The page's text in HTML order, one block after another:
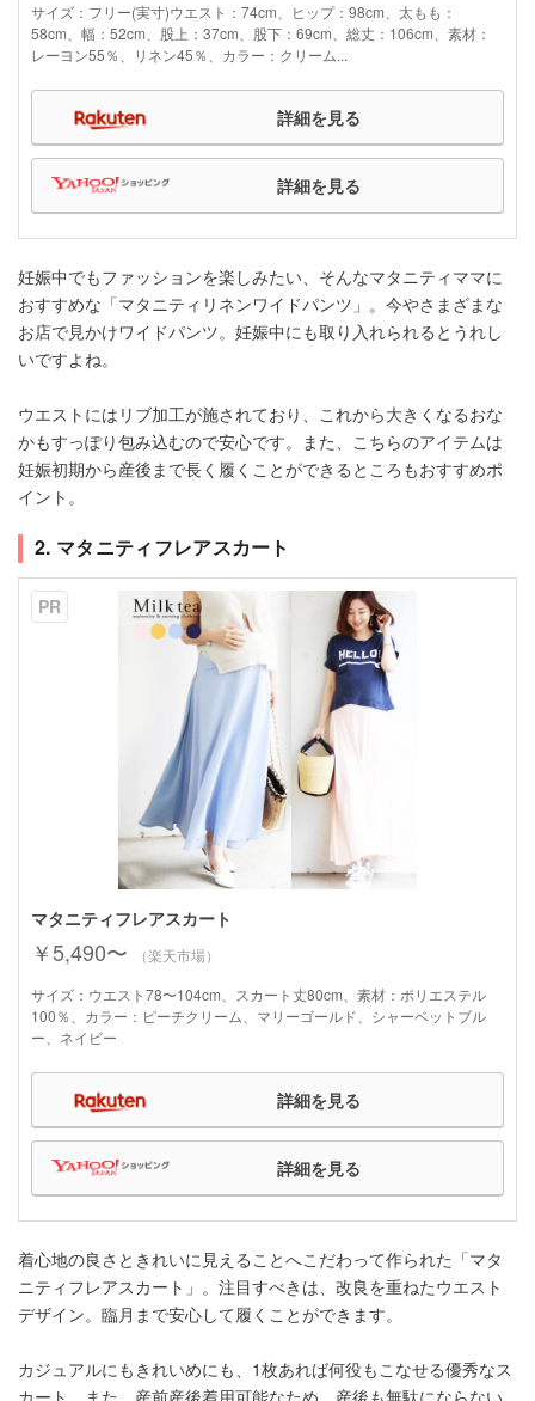
サイズ：フリー(実寸)ウエスト：74cm、ヒップ：98cm、太もも：
58cm、幅：52cm、股上：37cm、股下：69cm、総丈：106cm、素材：
レーヨン55％、リネン45％、カラー：クリーム...
詳細を見る
詳細を見る
妊娠中でもファッションを楽しみたい、そんなマタニティママに
おすすめな「マタニティリネンワイドパンツ」。今やさまざまな
お店で見かけワイドパンツ。妊娠中にも取り入れられるとうれし
いですよね。
ウエストにはリブ加工が施されており、これから大きくなるおな
かもすっぽり包み込むので安心です。また、こちらのアイテムは
妊娠初期から産後まで長く履くことができるところもおすすめポ
イント。
2. マタニティフレアスカート
PR
マタニティフレアスカート
￥5,490〜
（楽天市場）
サイズ：ウエスト78〜104cm、スカート丈80cm、素材：ポリエステル
100％、カラー：ピーチクリーム、マリーゴールド、シャーベットブル
ー、ネイビー
詳細を見る
詳細を見る
着心地の良さときれいに見えることへこだわって作られた「マタ
ニティフレアスカート」。注目すべきは、改良を重ねたウエスト
デザイン。臨月まで安心して履くことができます。
カジュアルにもきれいめにも、1枚あれば何役もこなせる優秀なス